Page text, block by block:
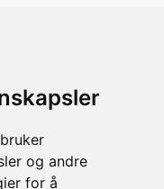
og andre
for å